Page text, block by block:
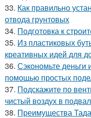
33. Как правильно
отвода грунтовых
34. Подготовка к
35. Из пластиковых
креативных идей для
36. Сэкономьте
помощью простых
37. Подскажите по
чистый воздух в
38. Преимущества